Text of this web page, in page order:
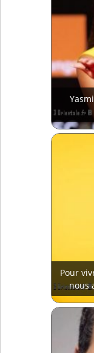
Pour
nous